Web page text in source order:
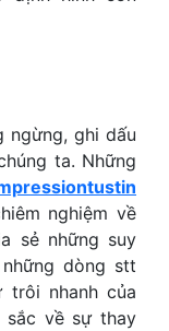
ngừng, ghi dấu
ta. Những
nghiệm về
sẻ những suy
dòng stt
nhanh của
sắc về sự thay